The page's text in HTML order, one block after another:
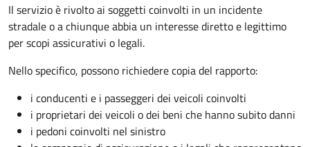
Il servizio è rivolto ai soggetti coinvolti in un incidente
stradale o a chiunque abbia un interesse diretto e legittimo
per scopi assicurativi o legali.
Nello specifico, possono richiedere copia del rapporto:
i conducenti e i passeggeri dei veicoli coinvolti
i proprietari dei veicoli o dei beni che hanno subito danni
i pedoni coinvolti nel sinistro